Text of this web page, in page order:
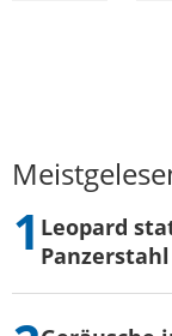
Leopard
Panzerstahl